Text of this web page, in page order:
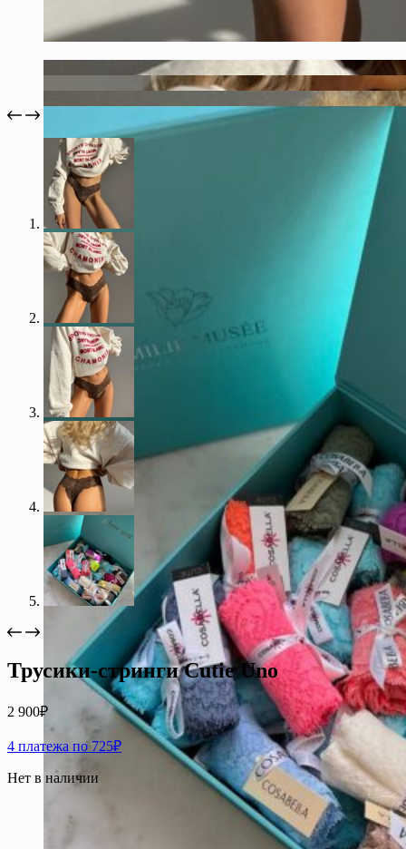
Трусики-стринги Cutie Uno
2 900₽
4 платежа по 725₽
Нет в наличии